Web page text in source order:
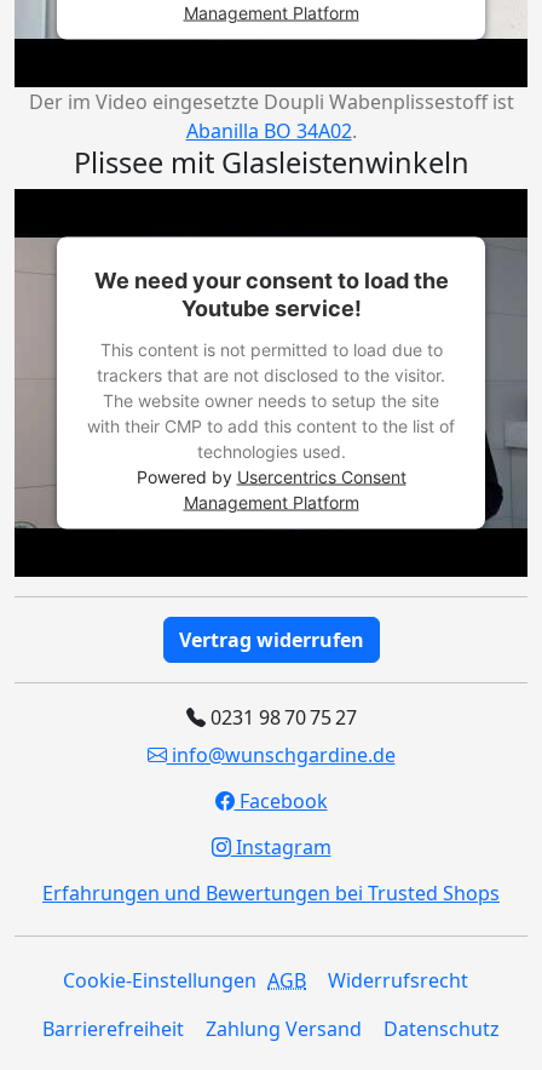
Management Platform
Der im Video eingesetzte Doupli Wabenplissestoff ist
Abanilla BO 34A02.
Plissee mit Glasleistenwinkeln
We need your consent to load the
Youtube service!
This content is not permitted to load due to
trackers that are not disclosed to the visitor.
The website owner needs to setup the site
with their CMP to add this content to the list of
technologies used.
Powered by Usercentrics Consent
Management Platform
Vertrag widerrufen
0231 98 70 75 27
info@wunschgardine.de
Facebook
Instagram
Erfahrungen und Bewertungen bei Trusted Shops
Cookie-Einstellungen AGB
Widerrufsrecht
Barrierefreiheit
Zahlung Versand
Datenschutz